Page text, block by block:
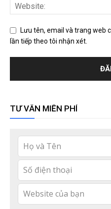
Lưu tên, email và trang web
lần tiếp theo tôi nhận xét.
TƯ VẤN MIỄN PHÍ
Leave
this
field
blank